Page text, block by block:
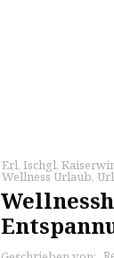
Erl, Ischgl,
Wellness Urlaub,